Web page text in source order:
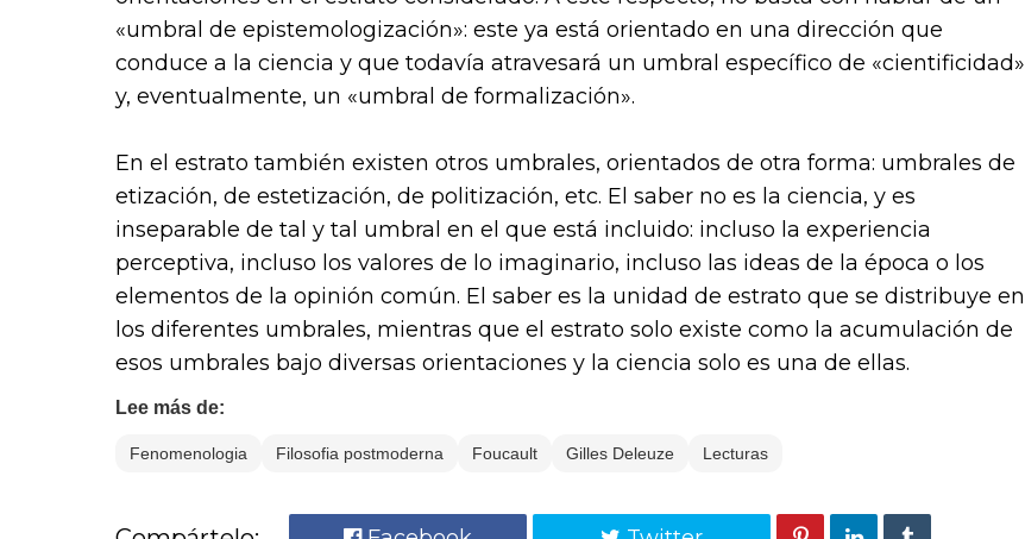
«umbral de epistemologización»: este ya está orientado en una dirección que
conduce a la ciencia y que todavía atravesará un umbral específico de «cientificidad»
y, eventualmente, un «umbral de formalización».
En el estrato también existen otros umbrales, orientados de otra forma: umbrales de
etización, de estetización, de politización, etc. El saber no es la ciencia, y es
inseparable de tal y tal umbral en el que está incluido: incluso la experiencia
perceptiva, incluso los valores de lo imaginario, incluso las ideas de la época o los
elementos de la opinión común. El saber es la unidad de estrato que se distribuye en
los diferentes umbrales, mientras que el estrato solo existe como la acumulación de
esos umbrales bajo diversas orientaciones y la ciencia solo es una de ellas.
Lee más de:
Fenomenologia Filosofia postmoderna Foucault Gilles Deleuze Lecturas